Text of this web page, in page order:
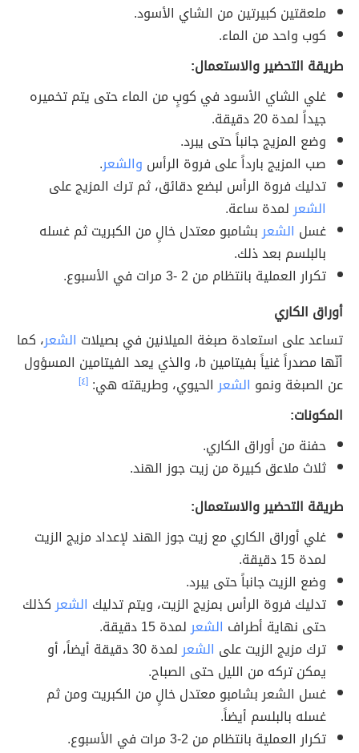
ملعقتين كبيرتين من الشاي الأسود.
كوب واحد من الماء.
طريقة التحضير والاستعمال:
غلي الشاي الأسود في كوبٍ من الماء حتى يتم تخميره
جيداً لمدة 20 دقيقة.
وضع المزيج جانباً حتى يبرد.
صب المزيج بارداً على فروة الرأس والشعر.
تدليك فروة الرأس لبضع دقائق، ثم ترك المزيج على
الشعرلمدة ساعة.
غسل الشعربشامبو معتدل خالٍ من الكبريت ثم غسله
بالبلسم بعد ذلك.
تكرار العملية بانتظام من 2 -3 مرات في الأسبوع.
أوراق الكاري
تساعد على استعادة صبغة الميلانين في بصيلات الشعر، كما
أنّها مصدراً غنياً بفيتامين b، والذي يعد الفيتامين المسؤول
عن الصبغة ونمو الشعرالحيوي، وطريقته هي: [٤]
المكونات:
حفنة من أوراق الكاري.
ثلاث ملاعق كبيرة من زيت جوز الهند.
طريقة التحضير والاستعمال:
غلي أوراق الكاري مع زيت جوز الهند لإعداد مزيج الزيت
لمدة 15 دقيقة.
وضع الزيت جانباً حتى يبرد.
تدليك فروة الرأس بمزيج الزيت، ويتم تدليك الشعركذلك
حتى نهاية أطراف الشعرلمدة 15 دقيقة.
ترك مزيج الزيت على الشعر
لمدة 30 دقيقة أيضاً، أو
يمكن تركه من الليل حتى الصباح.
غسل الشعر بشامبو معتدل خالٍ من الكبريت ومن ثم
غسله بالبلسم أيضاً.
تكرار العملية بانتظام من 2-3 مرات في الأسبوع.